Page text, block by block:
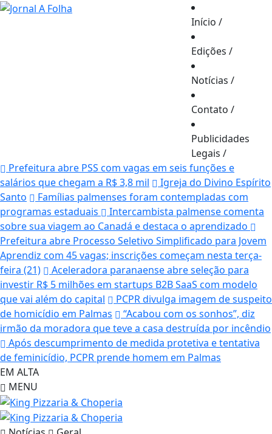
Início /
Edições /
Notícias /
Contato /
Publicidades
Legais /
Prefeitura abre PSS com vagas em seis funções e
salários que chegam a R$ 3,8 mil
Igreja do Divino Espírito
Santo
Famílias palmenses foram contempladas com
programas estaduais
Intercambista palmense comenta
sobre sua viagem ao Canadá e destaca o aprendizado
Prefeitura abre Processo Seletivo Simplificado para Jovem
Aprendiz com 45 vagas; inscrições começam nesta terça-
feira (21)
Aceleradora paranaense abre seleção para
investir R$ 5 milhões em startups B2B SaaS com modelo
que vai além do capital
PCPR divulga imagem de suspeito
de homicídio em Palmas
“Acabou com os sonhos”, diz
irmão da moradora que teve a casa destruída por incêndio
Após descumprimento de medida protetiva e tentativa
de feminicídio, PCPR prende homem em Palmas
EM ALTA
MENU